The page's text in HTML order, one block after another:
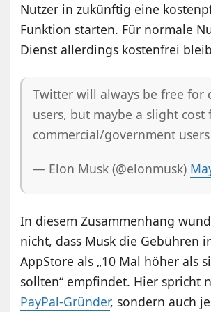
Nutzer in zukünftig eine
Funktion starten. Für normale
Dienst allerdings kostenfrei
Twitter will always be free for
users, but maybe a slight cost
commercial/government users
— Elon Musk (@elonmusk)
In diesem Zusammenhang
nicht, dass Musk die Gebühren
AppStore als „10 Mal höher als
sollten“ empfindet. Hier spricht
PayPal-Gründer, sondern auch